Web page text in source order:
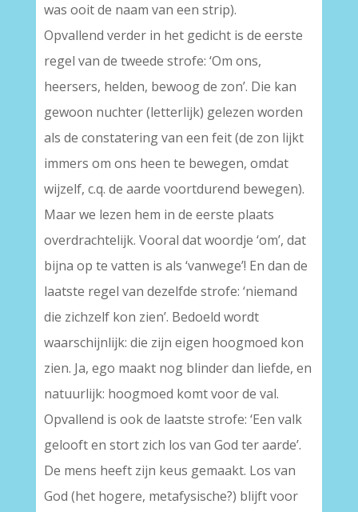
was ooit de naam van een strip).
Opvallend verder in het gedicht is de eerste
regel van de tweede strofe: ‘Om ons,
heersers, helden, bewoog de zon’. Die kan
gewoon nuchter (letterlijk) gelezen worden
als de constatering van een feit (de zon lijkt
immers om ons heen te bewegen, omdat
wijzelf, c.q. de aarde voortdurend bewegen).
Maar we lezen hem in de eerste plaats
overdrachtelijk. Vooral dat woordje ‘om’, dat
bijna op te vatten is als ‘vanwege’! En dan de
laatste regel van dezelfde strofe: ‘niemand
die zichzelf kon zien’. Bedoeld wordt
waarschijnlijk: die zijn eigen hoogmoed kon
zien. Ja, ego maakt nog blinder dan liefde, en
natuurlijk: hoogmoed komt voor de val.
Opvallend is ook de laatste strofe: ‘Een valk
gelooft en stort zich los van God ter aarde’.
De mens heeft zijn keus gemaakt. Los van
God (het hogere, metafysische?) blijft voor